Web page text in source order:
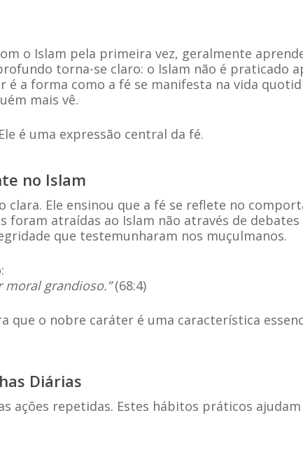
o Islam pela primeira vez, geralmente
torna-se claro: o Islam não é praticado
a forma como a fé se manifesta na vida
mais vê.
é uma expressão central da fé.
no Islam
foram atraídas ao Islam não através de
que testemunharam nos muçulmanos.
moral grandioso.”(68:4)
Diárias
ações repetidas. Estes hábitos práticos